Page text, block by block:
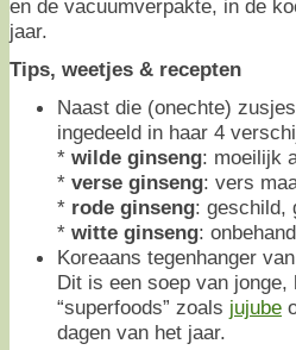
en de vacuumverpakte, in de
jaar.
Tips, weetjes & recepten
Naast die (onechte)
ingedeeld in haar 4
* wilde ginseng: moeilijk
* verse ginseng: vers
* rode ginseng: geschild,
* witte ginseng:
Koreaans tegenhanger
Dit is een soep van jonge,
“superfoods” zoals jujube
dagen van het jaar.